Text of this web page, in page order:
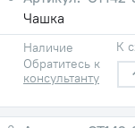
Чашка
Наличие
Обратитесь к
консультанту
К